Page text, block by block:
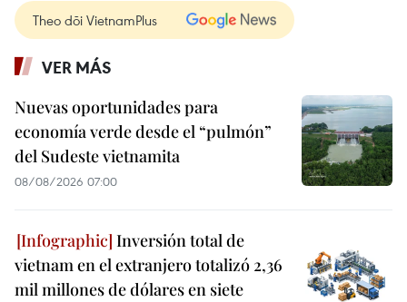
Theo dõi VietnamPlus
VER MÁS
Nuevas oportunidades para
economía verde desde el “pulmón”
del Sudeste vietnamita
08/08/2026 07:00
Inversión total de
vietnam en el extranjero totalizó 2,36
mil millones de dólares en siete